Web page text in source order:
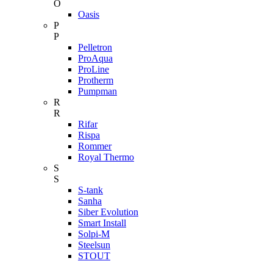
O
Oasis
P
P
Pelletron
ProAqua
ProLine
Protherm
Pumpman
R
R
Rifar
Rispa
Rommer
Royal Thermo
S
S
S-tank
Sanha
Siber Evolution
Smart Install
Solpi-M
Steelsun
STOUT